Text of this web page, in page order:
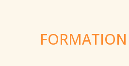
FORMATION